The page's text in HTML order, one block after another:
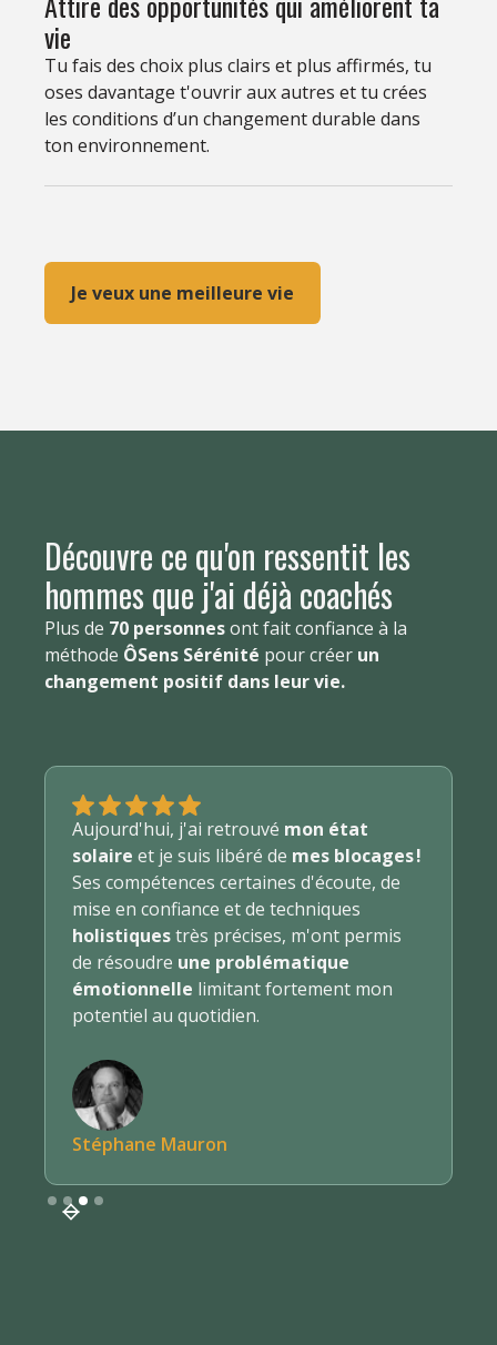
vie
Tu fais des choix plus clairs et plus affirmés, tu
oses davantage t'ouvrir aux autres et tu crées
les conditions d’un changement durable dans
ton environnement.
Je veux une meilleure vie
Découvre ce qu'on ressentit les
hommes que j'ai déjà coachés
Plus de 70 personnesont fait confiance à la
méthode ÔSens Sérénité pour créer un
changement positif dans leur vie.
Aujourd'hui, j'ai retrouvé mon état
solaire et je suis libéré de mes blocages !
Ses compétences certaines d'écoute, de
mise en confiance et de techniques
holistiquestrès précises, m'ont permis
de résoudre une problématique
émotionnelle limitant fortement mon
potentiel au quotidien.
Stéphane Mauron
Slide 3 of 4.